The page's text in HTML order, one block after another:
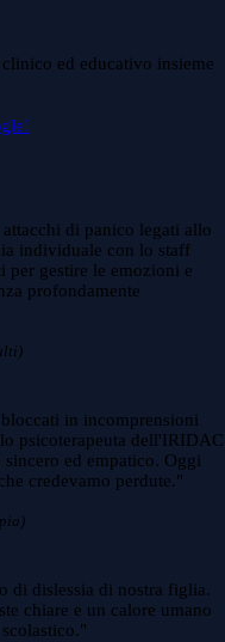
ed educativo insieme
di panico legati allo
individuale con lo staff
gestire le emozioni e
profondamente
in incomprensioni
psicoterapeuta dell'IRIDAC
ed empatico. Oggi
credevamo perdute."
di dislessia di nostra figlia.
chiare e un calore umano
"